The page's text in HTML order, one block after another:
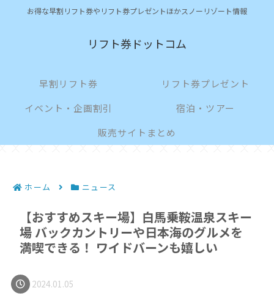
お得な早割リフト券やリフト券プレゼントほかスノーリゾート情報
リフト券ドットコム
早割リフト券
リフト券プレゼント
イベント・企画割引
宿泊・ツアー
販売サイトまとめ
ホーム ニュース
【おすすめスキー場】白馬乗鞍温泉スキー
場 バックカントリーや日本海のグルメを
満喫できる！ ワイドバーンも嬉しい
2024.01.05